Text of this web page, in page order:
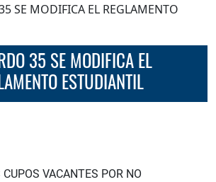
SE MODIFICA EL REGLAMENTO
ESTUDIANTIL
CUPOS VACANTES POR NO